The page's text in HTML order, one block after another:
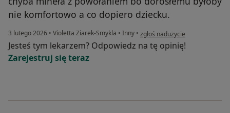
nie komfortowo a co dopiero dziecku.
3 lutego 2026 • Violetta Ziarek-Smykla • Inny • w opinii użytkownika Paula
zgłoś nadużycie
Jesteś tym lekarzem? Odpowiedz na tę opinię!
Zarejestruj się teraz